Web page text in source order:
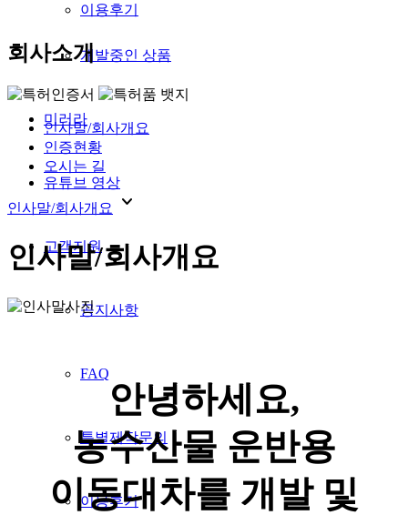
개발중인 상품
미러라
유튜브 영상
고객지원
공지사항
FAQ
특별제작문의
이용후기
이용후기
회사소개
인사말/회사개요
인증현황
오시는 길
인사말/회사개요 expand_more
인사말/회사개요
안녕하세요,
농수산물 운반용
이동대차를 개발 및